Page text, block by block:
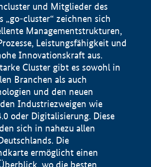
und Mitglieder des
„go-cluster“ zeichnen sich
Managementstrukturen,
Leistungsfähigkeit und
Innovationskraft aus.
Cluster gibt es sowohl in
Branchen als auch
und den neuen
Industriezweigen wie
oder Digitalisierung. Diese
sich in nahezu allen
Die
ermöglicht einen
wo die besten